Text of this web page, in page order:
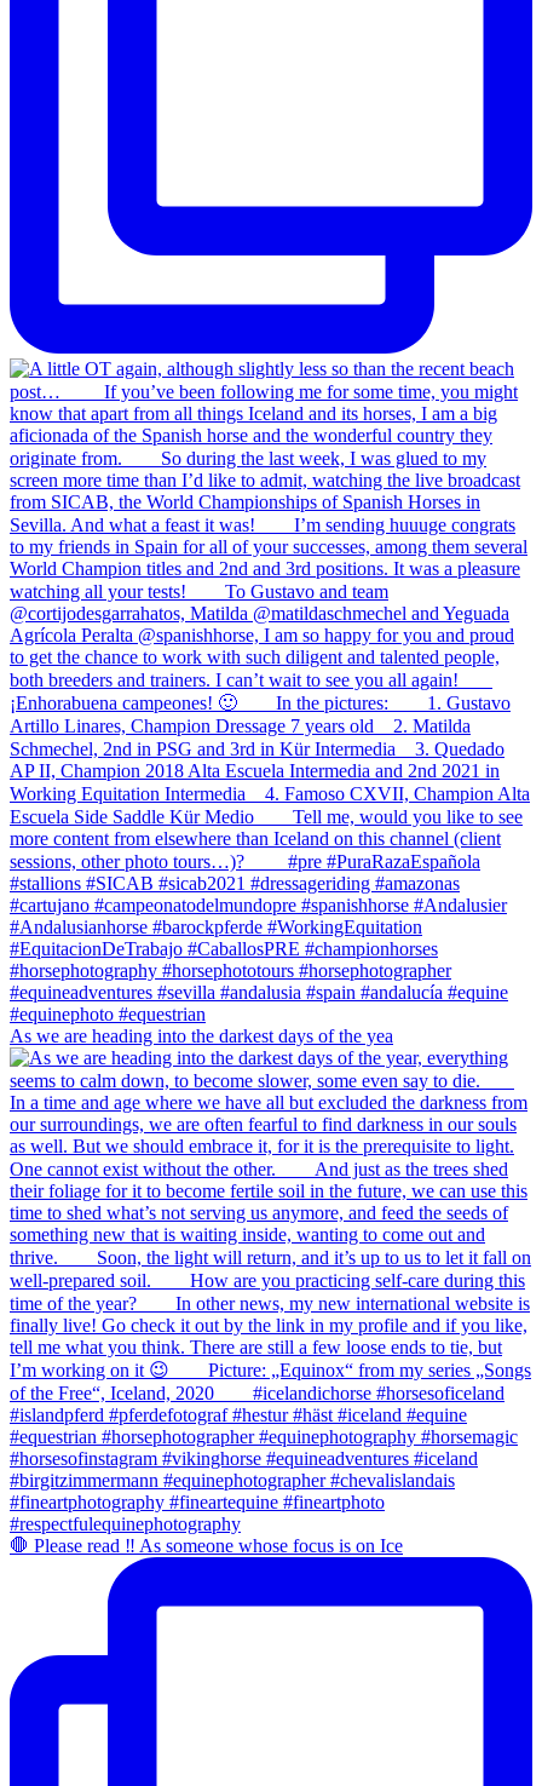
As we are heading into the darkest days of the yea
🛑 Please read ‼️ As someone whose focus is on Ice